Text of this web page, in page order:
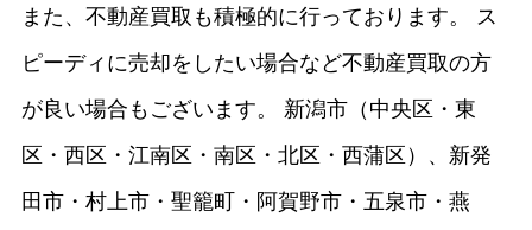
また、不動産買取も積極的に行っております。 ス
ピーディに売却をしたい場合など不動産買取の方
が良い場合もございます。 新潟市（中央区・東
区・西区・江南区・南区・北区・西蒲区）、新発
田市・村上市・聖籠町・阿賀野市・五泉市・燕